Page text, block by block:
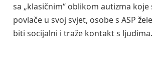
sa „klasičnim“ oblikom autizma koje
povlače u svoj svjet, osobe s ASP
biti socijalni i traže kontakt s ljudima.